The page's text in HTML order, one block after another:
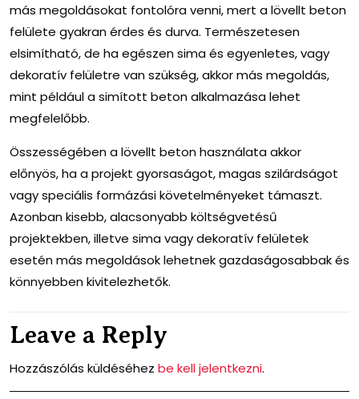
más megoldásokat fontolóra venni, mert a lövellt beton
felülete gyakran érdes és durva. Természetesen
elsimítható, de ha egészen sima és egyenletes, vagy
dekoratív felületre van szükség, akkor más megoldás,
mint például a simított beton alkalmazása lehet
megfelelőbb.
Összességében a lövellt beton használata akkor
előnyös, ha a projekt gyorsaságot, magas szilárdságot
vagy speciális formázási követelményeket támaszt.
Azonban kisebb, alacsonyabb költségvetésű
projektekben, illetve sima vagy dekoratív felületek
esetén más megoldások lehetnek gazdaságosabbak és
könnyebben kivitelezhetők.
Leave a Reply
Hozzászólás küldéséhez be kell jelentkezni.